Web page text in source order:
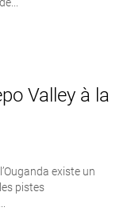
Valley à la
existe un
pistes